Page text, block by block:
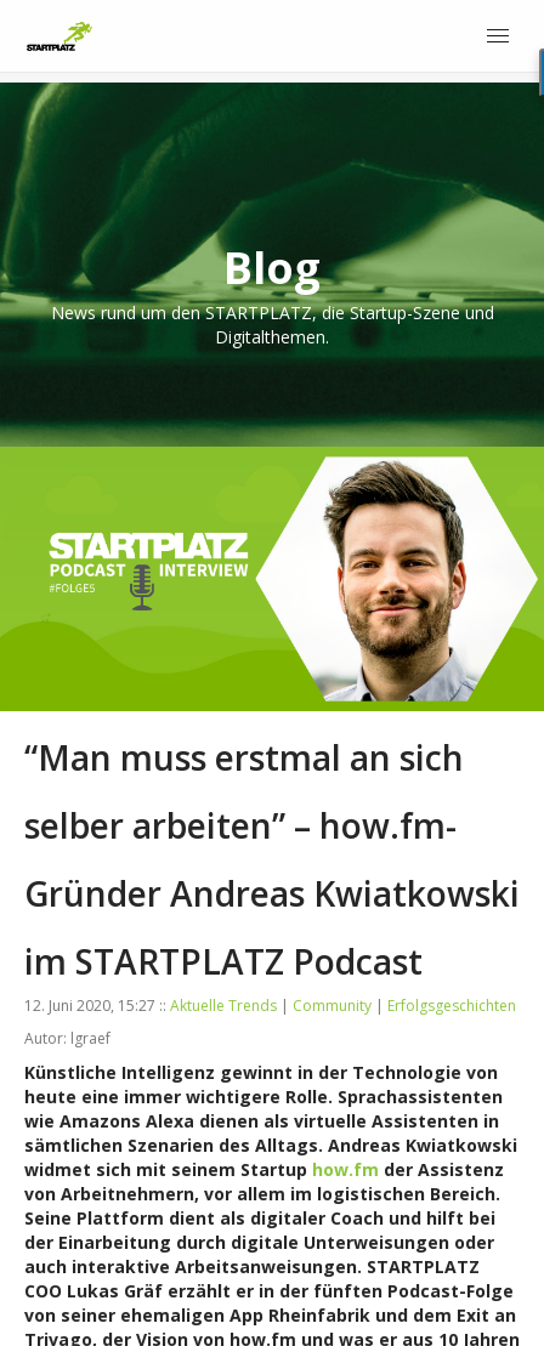
Blog
News rund um den STARTPLATZ, die Startup-Szene und
Digitalthemen.
“Man muss erstmal an sich
selber arbeiten” – how.fm-
Gründer Andreas Kwiatkowski
im STARTPLATZ Podcast
12. Juni 2020, 15:27 :: Aktuelle Trends | Community | Erfolgsgeschichten
Autor: lgraef
Künstliche Intelligenz gewinnt in der Technologie von
heute eine immer wichtigere Rolle. Sprachassistenten
wie Amazons Alexa dienen als virtuelle Assistenten in
sämtlichen Szenarien des Alltags. Andreas Kwiatkowski
widmet sich mit seinem Startup how.fm der Assistenz
von Arbeitnehmern, vor allem im logistischen Bereich.
Seine Plattform dient als digitaler Coach und hilft bei
der Einarbeitung durch digitale Unterweisungen oder
auch interaktive Arbeitsanweisungen. STARTPLATZ
COO Lukas Gräf erzählt er in der fünften Podcast-Folge
von seiner ehemaligen App Rheinfabrik und dem Exit an
Trivago, der Vision von how.fm und was er aus 10 Jahren